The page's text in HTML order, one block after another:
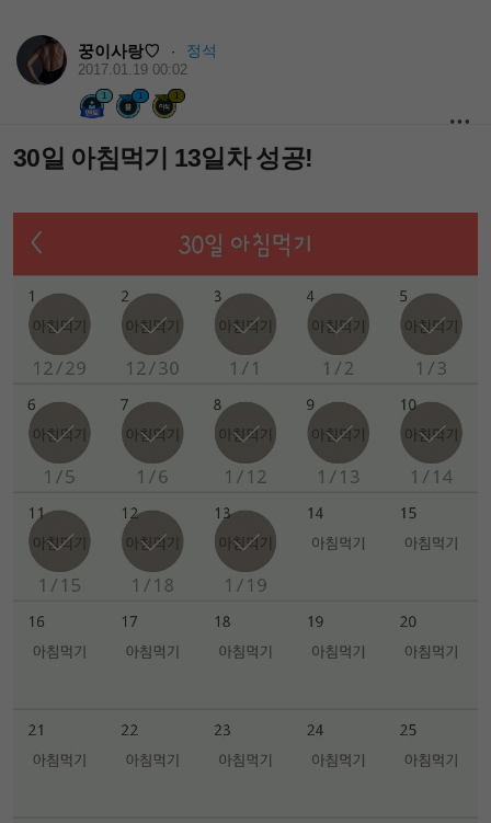
꿍이사랑♡ · 정석
2017.01.19 00:02
1 1 1
30일 아침먹기 13일차 성공!